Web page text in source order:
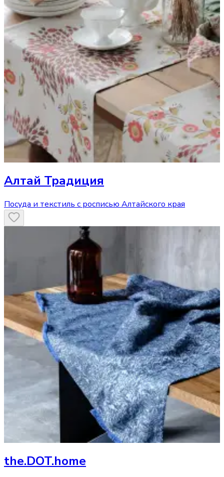
Алтай Традиция
Посуда и текстиль с росписью Алтайского края
the.DOT.home